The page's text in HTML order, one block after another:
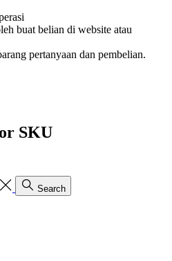
buat belian di website atau
pertanyaan dan pembelian.
SKU
Search